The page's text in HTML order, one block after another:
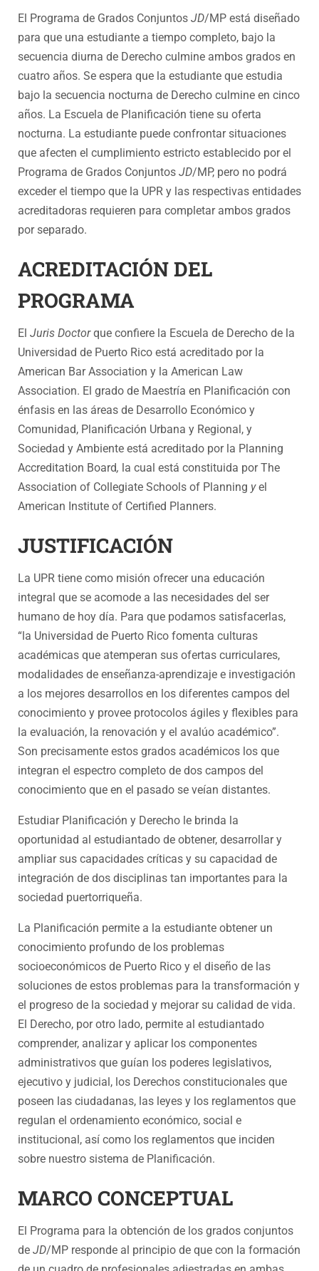
El Programa de Grados Conjuntos JD/MP está diseñado
para que una estudiante a tiempo completo, bajo la
secuencia diurna de Derecho culmine ambos grados en
cuatro años. Se espera que la estudiante que estudia
bajo la secuencia nocturna de Derecho culmine en cinco
años. La Escuela de Planificación tiene su oferta
nocturna. La estudiante puede confrontar situaciones
que afecten el cumplimiento estricto establecido por el
Programa de Grados Conjuntos JD/MP, pero no podrá
exceder el tiempo que la UPR y las respectivas entidades
acreditadoras requieren para completar ambos grados
por separado.
ACREDITACIÓN DEL
PROGRAMA
El Juris Doctorque confiere la Escuela de Derecho de la
Universidad de Puerto Rico está acreditado por la
American Bar Association y la American Law
Association. El grado de Maestría en Planificación con
énfasis en las áreas de Desarrollo Económico y
Comunidad, Planificación Urbana y Regional, y
Sociedad y Ambiente está acreditado por la Planning
Accreditation Board, la cual está constituida por The
Association of Collegiate Schools of Planning yel
American Institute of Certified Planners.
JUSTIFICACIÓN
La UPR tiene como misión ofrecer una educación
integral que se acomode a las necesidades del ser
humano de hoy día. Para que podamos satisfacerlas,
“la Universidad de Puerto Rico fomenta culturas
académicas que atemperan sus ofertas curriculares,
modalidades de enseñanza-aprendizaje e investigación
a los mejores desarrollos en los diferentes campos del
conocimiento y provee protocolos ágiles y flexibles para
la evaluación, la renovación y el avalúo académico”.
Son precisamente estos grados académicos los que
integran el espectro completo de dos campos del
conocimiento que en el pasado se veían distantes.
Estudiar Planificación y Derecho le brinda la
oportunidad al estudiantado de obtener, desarrollar y
ampliar sus capacidades críticas y su capacidad de
integración de dos disciplinas tan importantes para la
sociedad puertorriqueña.
La Planificación permite a la estudiante obtener un
conocimiento profundo de los problemas
socioeconómicos de Puerto Rico y el diseño de las
soluciones de estos problemas para la transformación y
el progreso de la sociedad y mejorar su calidad de vida.
El Derecho, por otro lado, permite al estudiantado
comprender, analizar y aplicar los componentes
administrativos que guían los poderes legislativos,
ejecutivo y judicial, los Derechos constitucionales que
poseen las ciudadanas, las leyes y los reglamentos que
regulan el ordenamiento económico, social e
institucional, así como los reglamentos que inciden
sobre nuestro sistema de Planificación.
MARCO CONCEPTUAL
El Programa para la obtención de los grados conjuntos
de JD/MP responde al principio de que con la formación